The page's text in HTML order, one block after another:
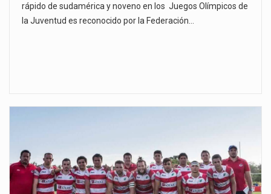
rápido de sudamérica y noveno en los Juegos Olímpicos de
la Juventud es reconocido por la Federación…